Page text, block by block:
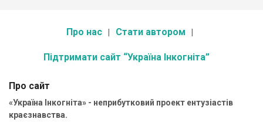
Про нас Стати автором
Підтримати сайт “Україна Інкогніта”
Про сайт
«Україна Інкогніта» - неприбутковий проект ентузіастів
краєзнавства.